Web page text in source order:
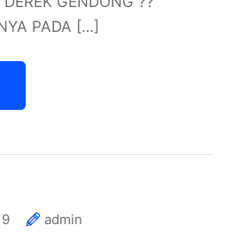
PADA […]
admin